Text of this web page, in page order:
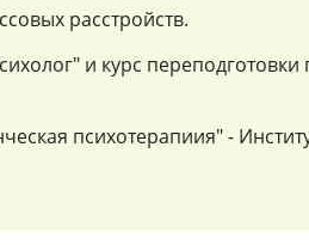
расстройств.
и курс
психотерапиия" -